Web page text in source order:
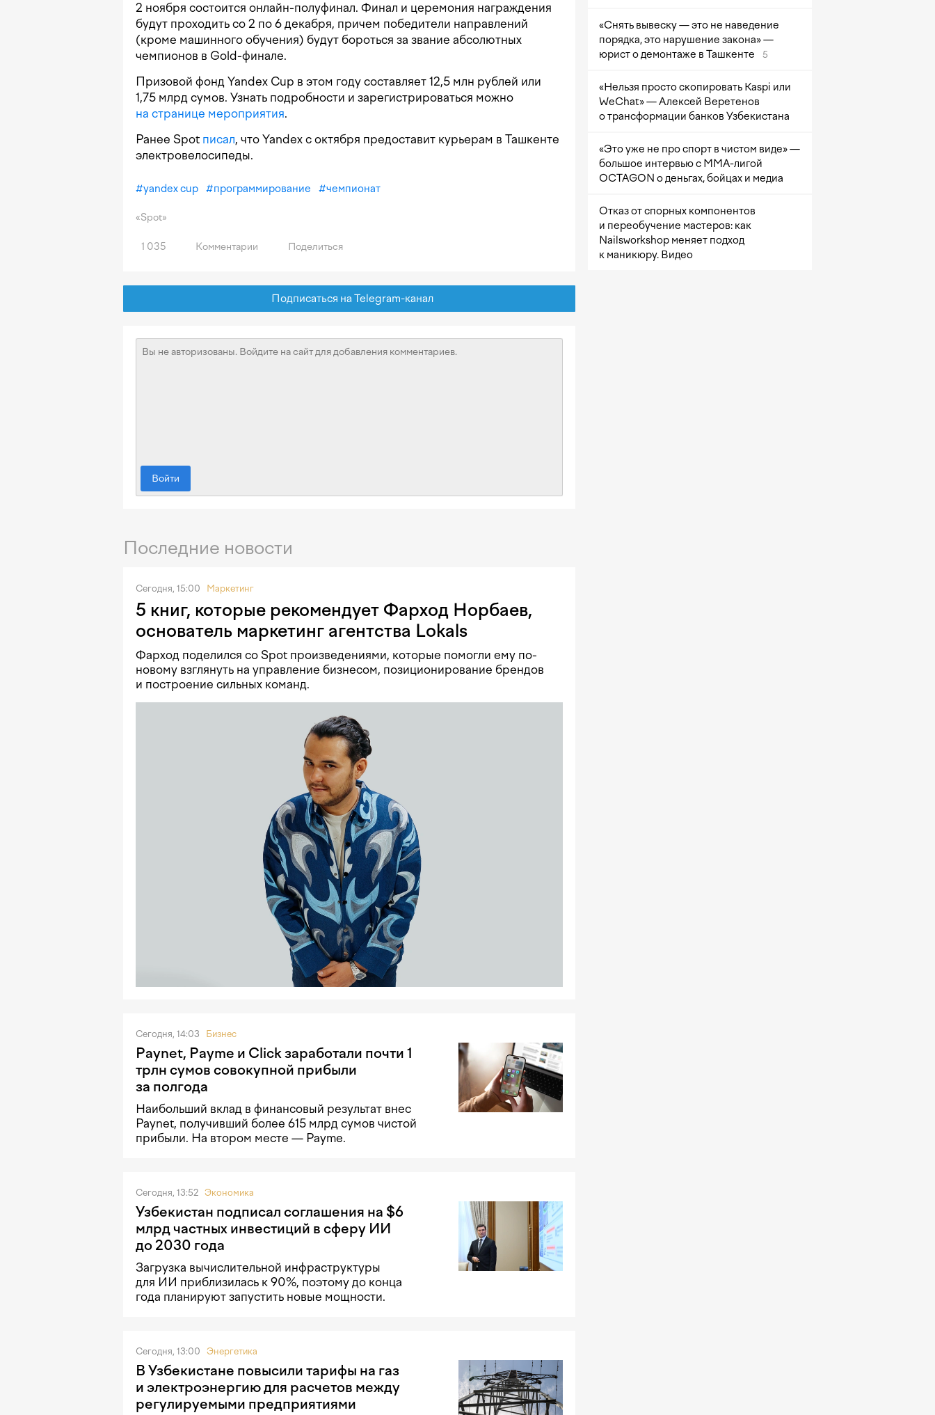
2 ноября состоится онлайн-полуфинал. Финал и церемония награждения
будут проходить со 2 по 6 декабря, причем победители направлений
(кроме машинного обучения) будут бороться за звание абсолютных
чемпионов в Gold-финале.
Призовой фонд Yandex Cup в этом году составляет 12,5 млн рублей или
1,75 млрд сумов. Узнать подробности и зарегистрироваться можно
на странице мероприятия.
Ранее Spot писал, что Yandex с октября предоставит курьерам в Ташкенте
электровелосипеды.
#yandex cup #программирование #чемпионат
«Spot»
1 035 Комментарии Поделиться
Подписаться на Telegram-канал
Войти
Последние новости
Сегодня, 15:00 Маркетинг
5 книг, которые рекомендует Фарход Норбаев,
основатель маркетинг агентства Lokals
Фарход поделился со Spot произведениями, которые помогли ему по-
новому взглянуть на управление бизнесом, позиционирование брендов
и построение сильных команд.
Сегодня, 14:03 Бизнес
Paynet, Payme и Click заработали почти 1
трлн сумов совокупной прибыли
за полгода
Наибольший вклад в финансовый результат внес
Paynet, получивший более 615 млрд сумов чистой
прибыли. На втором месте — Payme.
Сегодня, 13:52 Экономика
Узбекистан подписал соглашения на $6
млрд частных инвестиций в сферу ИИ
до 2030 года
Загрузка вычислительной инфраструктуры
для ИИ приблизилась к 90%, поэтому до конца
года планируют запустить новые мощности.
Сегодня, 13:00 Энергетика
В Узбекистане повысили тарифы на газ
и электроэнергию для расчетов между
регулируемыми предприятиями
«Снять вывеску — это не наведение
порядка, это нарушение закона» —
юрист о демонтаже в Ташкенте
5
«Нельзя просто скопировать Kaspi или
WeChat» — Алексей Веретенов
о трансформации банков Узбекистана
«Это уже не про спорт в чистом виде» —
большое интервью с ММА-лигой
OCTAGON о деньгах, бойцах и медиа
Отказ от спорных компонентов
и переобучение мастеров: как
Nailsworkshop меняет подход
к маникюру. Видео